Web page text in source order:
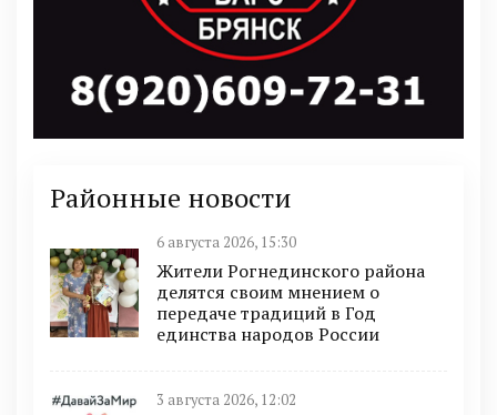
Районные новости
6 августа 2026, 15:30
Жители Рогнединского района
делятся своим мнением о
передаче традиций в Год
единства народов России
3 августа 2026, 12:02